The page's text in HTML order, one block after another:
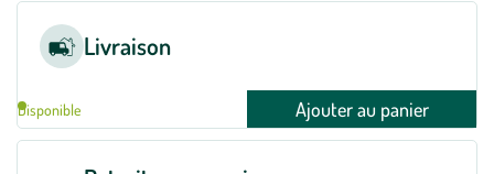
Livraison
Disponible Ajouter au panier